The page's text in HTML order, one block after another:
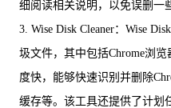
细阅读相关说明，以免误删一
3. Wise Disk Cleaner：Wise
圾文件，其中包括Chrome浏
度快，能够快速识别并删除
缓存等。该工具还提供了计划